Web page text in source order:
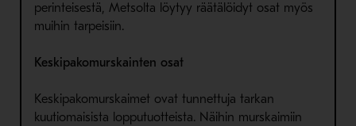
perinteisestä, Metsolta löytyy räätälöidyt osat myös
muihin tarpeisiin.
Keskipakomurskainten osat
Keskipakomurskaimet ovat tunnettuja tarkan
kuutiomaisista lopputuotteista. Näihin murskaimiin